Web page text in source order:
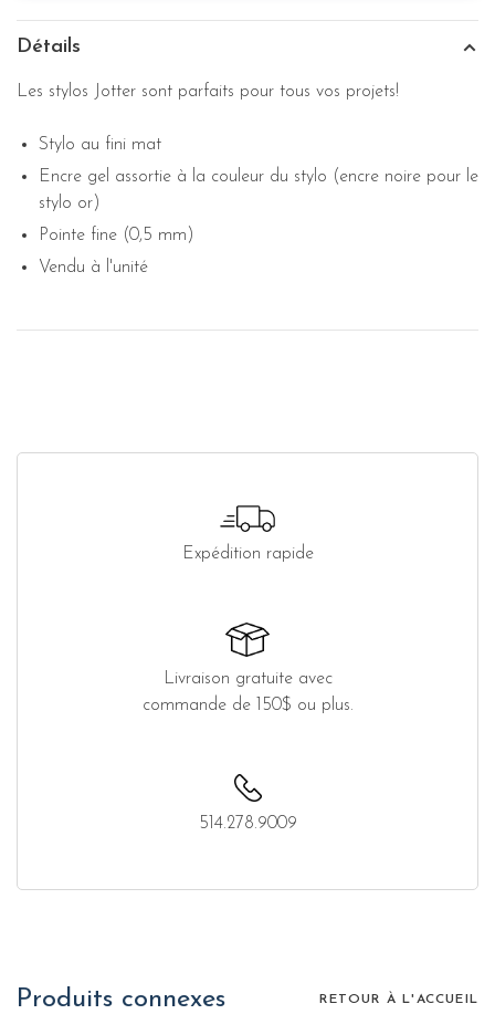
Détails
Les stylos Jotter sont parfaits pour tous vos projets!
Stylo au fini mat
Encre gel assortie à la couleur du stylo (encre noire pour le
stylo or)
Pointe fine (0,5 mm)
Vendu à l'unité
Expédition rapide
Livraison gratuite avec
commande de 150$ ou plus.
514.278.9009
Produits connexes RETOUR À L'ACCUEIL